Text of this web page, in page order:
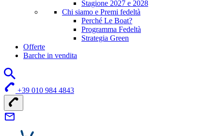
Stagione 2027 e 2028
Chi siamo e Premi fedeltà
Perché Le Boat?
Programma Fedeltà
Strategia Green
Offerte
Barche in vendita
+39 010 984 4843